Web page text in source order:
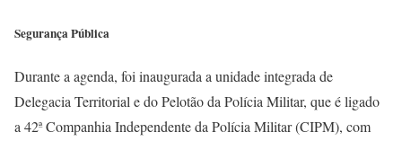
Segurança Pública
Durante a agenda, foi inaugurada a unidade integrada de
Delegacia Territorial e do Pelotão da Polícia Militar, que é ligado
a 42ª Companhia Independente da Polícia Militar (CIPM), com